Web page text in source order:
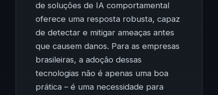
de soluções de IA comportamental
oferece uma resposta robusta, capaz
de detectar e mitigar ameaças antes
que causem danos. Para as empresas
brasileiras, a adoção dessas
tecnologias não é apenas uma boa
prática – é uma necessidade para